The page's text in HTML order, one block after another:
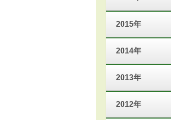
2015年
2014年
2013年
2012年